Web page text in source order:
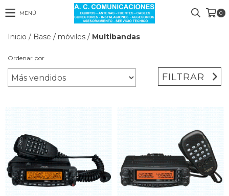
MENÚ 0
Inicio / Base / móviles / Multibandas
Ordenar por
FILTRAR